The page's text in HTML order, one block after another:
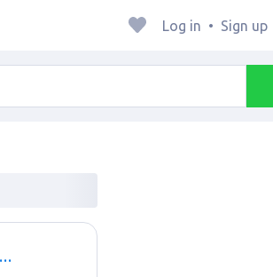
Log in • Sign up